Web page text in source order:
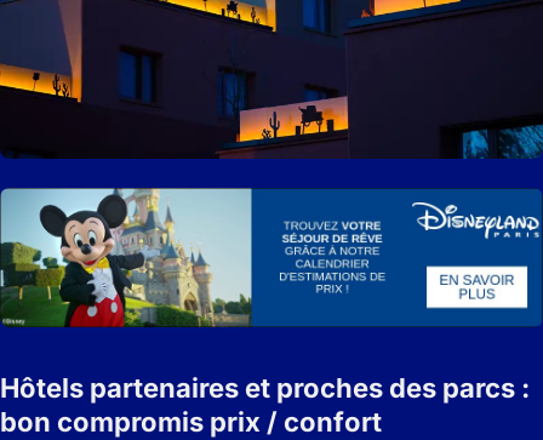
Hôtels partenaires et proches des parcs :
bon compromis prix / confort